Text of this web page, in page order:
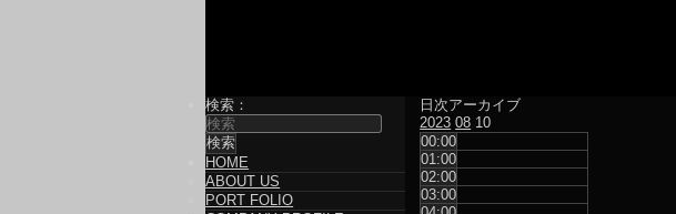
日次アーカイブ
2023 08 10
00:00
01:00
02:00
03:00
検索：
HOME
ABOUT US
PORT FOLIO